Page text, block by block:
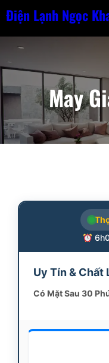
Chuyển
nội
Điện Lạnh Ngọc
May
Uy Tín & Chất
Có Mặt Sau 30